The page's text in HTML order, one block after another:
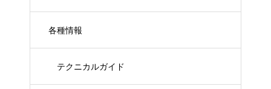
各種情報
テクニカルガイド